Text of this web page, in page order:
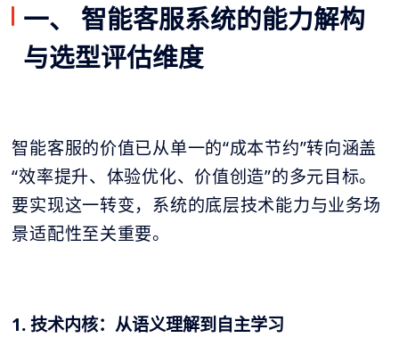
一、 智能客服系统的能力解构
与选型评估维度
智能客服的价值已从单一的“成本节约”转向涵盖
“效率提升、体验优化、价值创造”的多元目标。
要实现这一转变，系统的底层技术能力与业务场
景适配性至关重要。
1. 技术内核：从语义理解到自主学习